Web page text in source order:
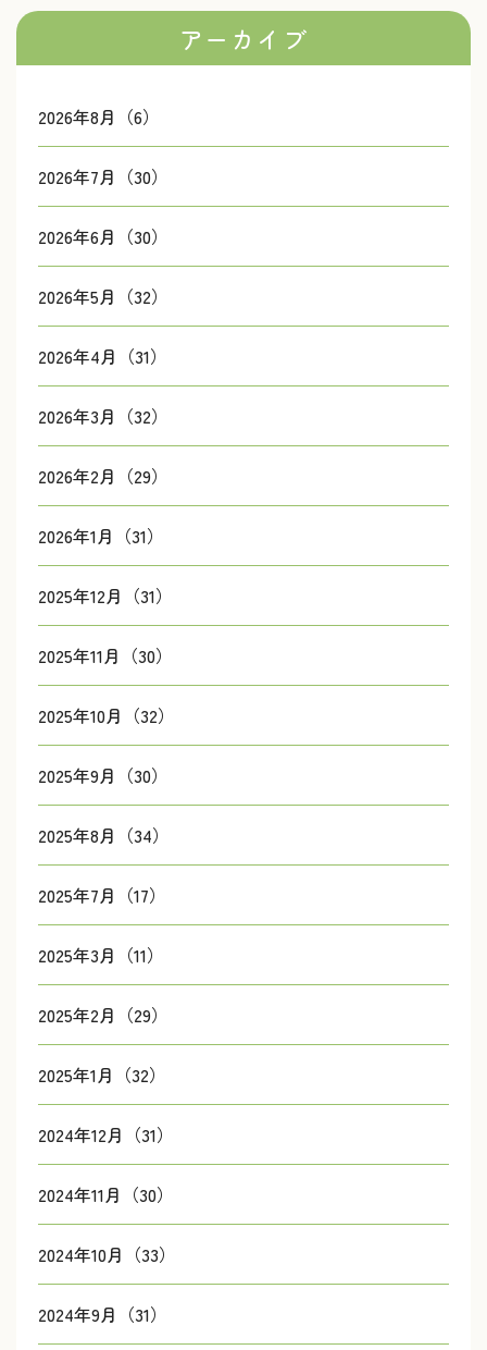
アーカイブ
2026年8月（6）
2026年7月（30）
2026年6月（30）
2026年5月（32）
2026年4月（31）
2026年3月（32）
2026年2月（29）
2026年1月（31）
2025年12月（31）
2025年11月（30）
2025年10月（32）
2025年9月（30）
2025年8月（34）
2025年7月（17）
2025年3月（11）
2025年2月（29）
2025年1月（32）
2024年12月（31）
2024年11月（30）
2024年10月（33）
2024年9月（31）